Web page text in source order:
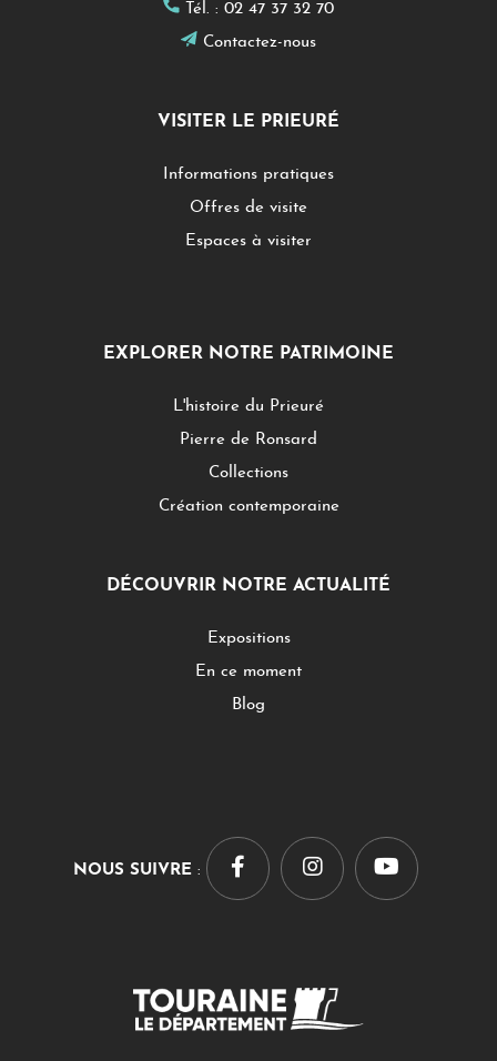
Tél. : 02 47 37 32 70
Contactez-nous
VISITER LE PRIEURÉ
Informations pratiques
Offres de visite
Espaces à visiter
EXPLORER NOTRE PATRIMOINE
L'histoire du Prieuré
Pierre de Ronsard
Collections
Création contemporaine
DÉCOUVRIR NOTRE ACTUALITÉ
Expositions
En ce moment
Blog
NOUS SUIVRE :